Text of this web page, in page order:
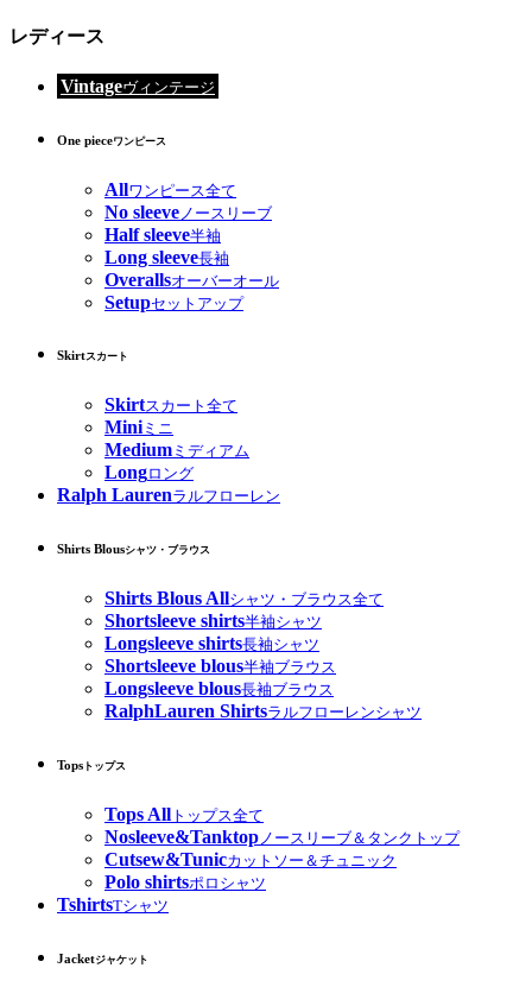
レディース
Vintageヴィンテージ
One pieceワンピース
Allワンピース全て
No sleeve ノースリーブ
Half sleeve半袖
Long sleeve長袖
Overallsオーバーオール
Setupセットアップ
Skirtスカート
Skirtスカート全て
Miniミニ
Medium ミディアム
Longロング
Ralph Laurenラルフローレン
Shirts Blousシャツ・ブラウス
Shirts Blous Allシャツ・ブラウス全て
Shortsleeve shirts半袖シャツ
Longsleeve shirts長袖シャツ
Shortsleeve blous半袖ブラウス
Longsleeve blous長袖ブラウス
RalphLauren Shirtsラルフローレンシャツ
Tops トップス
Tops All トップス全て
Nosleeve&Tanktopノースリーブ＆タンクトップ
Cutsew&Tunicカットソー＆チュニック
Polo shirtsポロシャツ
TshirtsTシャツ
Jacketジャケット